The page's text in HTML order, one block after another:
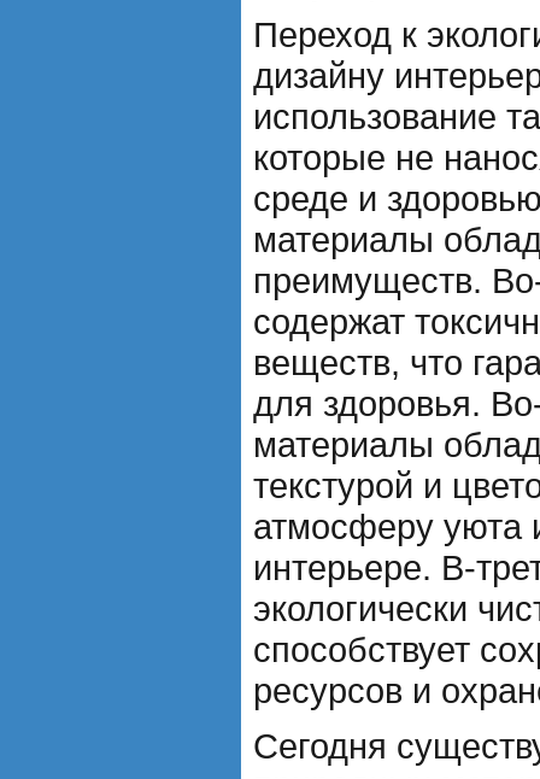
Переход к
дизайну
использование
которые не
среде и
материалы
преимуществ.
содержат
веществ, что
для здоровья.
материалы
текстурой и
атмосферу уюта
интерьере. В-
экологически
способствует
ресурсов и
Сегодня